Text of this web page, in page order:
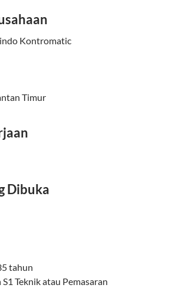
Kontromatic
Timur
Dibuka
tahun
Teknik atau Pemasaran